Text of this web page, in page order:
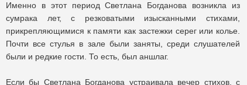
Именно в этот период Светлана Богданова возникла из
сумрака лет, с резковатыми изысканными стихами,
прикрепляющимися к памяти как застежки серег или колье.
Почти все стулья в зале были заняты, среди слушателей
были и редкие гости. То есть, был аншлаг.
Если бы Светлана Богданова устраивала вечер стихов, с